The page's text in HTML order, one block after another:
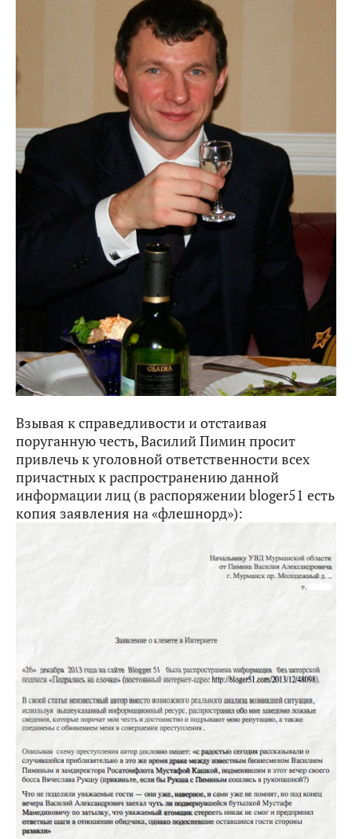
Взывая к справедливости и отстаивая
поруганную честь, Василий Пимин просит
привлечь к уголовной ответственности всех
причастных к распространению данной
информации лиц (в распоряжении bloger51 есть
копия заявления на «флешнорд»):